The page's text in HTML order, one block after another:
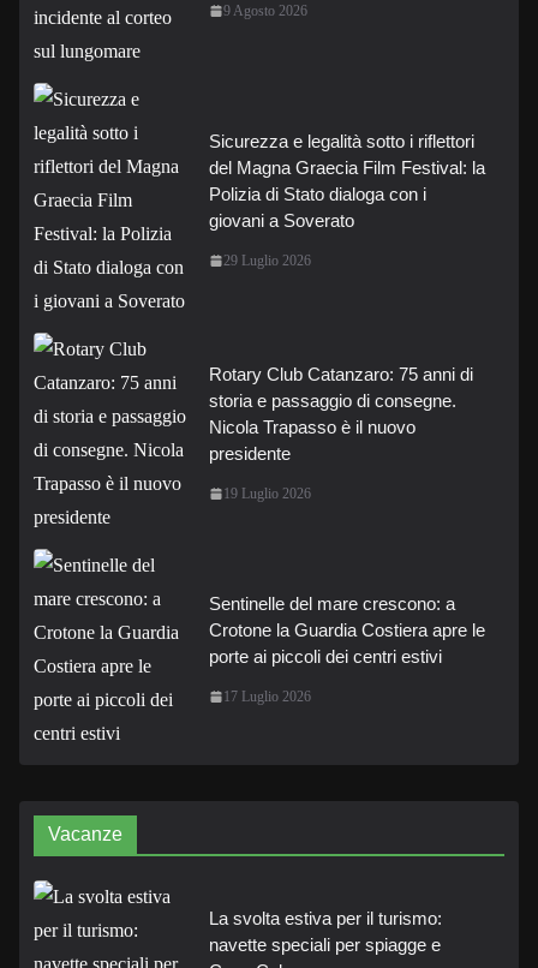
9 Agosto 2026
Sicurezza e legalità sotto i riflettori
del Magna Graecia Film Festival: la
Polizia di Stato dialoga con i
giovani a Soverato
29 Luglio 2026
Rotary Club Catanzaro: 75 anni di
storia e passaggio di consegne.
Nicola Trapasso è il nuovo
presidente
19 Luglio 2026
Sentinelle del mare crescono: a
Crotone la Guardia Costiera apre le
porte ai piccoli dei centri estivi
17 Luglio 2026
Vacanze
La svolta estiva per il turismo:
navette speciali per spiagge e